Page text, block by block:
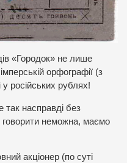
«Городок» не лише
орфографії (з
російських рублях!
так насправді без
говорити неможна, маємо
акціонер (по суті